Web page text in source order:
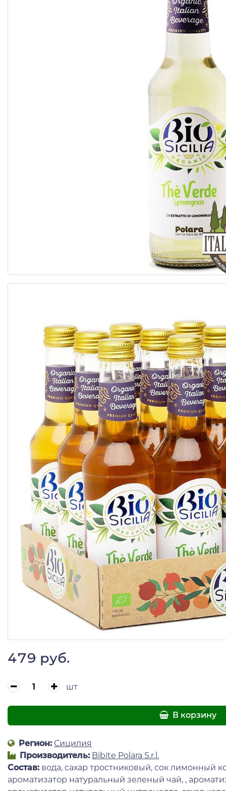
479 руб.
шт
В корзину
Регион: Сицилия
Производитель: Bibite Polara S.r.l.
Состав: вода, сахар тростниковый, сок лимонный
ароматизатор натуральный зеленый чай, ,